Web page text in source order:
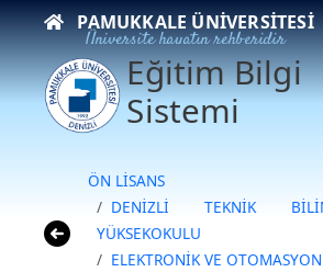
PAMUKKALE ÜNIVERSITESI
Üniversite hayatın rehberidir
Eğitim Bilgi
Sistemi
ÖN LİSANS
DENİZLİ TEKNİK
YÜKSEKOKULU
ELEKTRONİK VE